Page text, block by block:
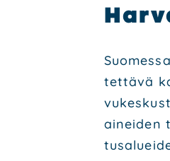
tet­tä­vä
ainei­den